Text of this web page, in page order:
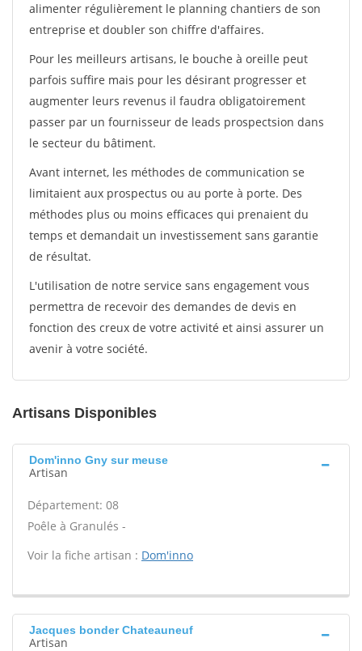
alimenter régulièrement le planning chantiers de son
entreprise et doubler son chiffre d'affaires.
Pour les meilleurs artisans, le bouche à oreille peut
parfois suffire mais pour les désirant progresser et
augmenter leurs revenus il faudra obligatoirement
passer par un fournisseur de leads prospectsion dans
le secteur du bâtiment.
Avant internet, les méthodes de communication se
limitaient aux prospectus ou au porte à porte. Des
méthodes plus ou moins efficaces qui prenaient du
temps et demandait un investissement sans garantie
de résultat.
L'utilisation de notre service sans engagement vous
permettra de recevoir des demandes de devis en
fonction des creux de votre activité et ainsi assurer un
avenir à votre société.
Artisans Disponibles
Dom'inno Gny sur meuse
Artisan
Département: 08
Poêle à Granulés -
Voir la fiche artisan : Dom'inno
Jacques bonder Chateauneuf
Artisan